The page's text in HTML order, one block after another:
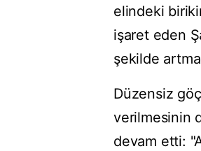
elindeki
işaret eden
şekilde
Düzensiz
verilmesinin
devam etti: